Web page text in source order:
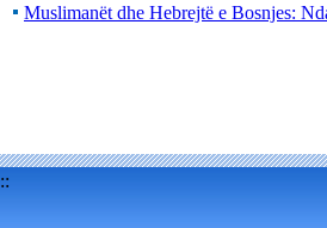
Muslimanët dhe Hebrejtë e Bosnjes:
::